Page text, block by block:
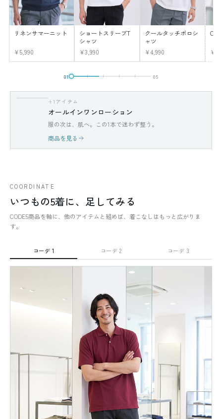
リネンサマーニット
¥5,990
ショートスリーブT
シャツ
¥3,990
クールタッチポロシ
ャツ
¥4,990
01 05
+1アイテム
オールインワンローション
服の次は、肌へ。この1本で迷わず整う。
商品を見る
COORDINATE
いつもの5着に、足してみる
CODE5商品を軸に、他のアイテムと組めば、着こなしはもっと広がりま
す。
コーデ 1 コーデ 2 コーデ 3